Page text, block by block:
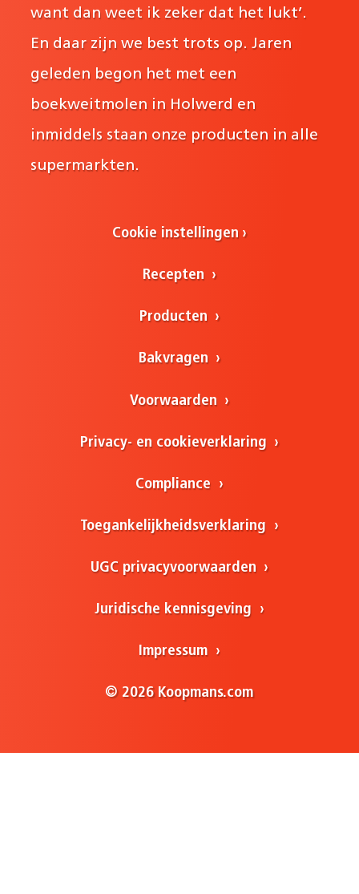
want dan weet ik zeker dat het lukt’.
En daar zijn we best trots op. Jaren
geleden begon het met een
boekweitmolen in Holwerd en
inmiddels staan onze producten in alle
supermarkten.
Cookie instellingen
Recepten
Producten
Bakvragen
Voorwaarden
Privacy- en cookieverklaring
Compliance
Toegankelijkheidsverklaring
UGC privacyvoorwaarden
Juridische kennisgeving
Impressum
© 2026 Koopmans.com